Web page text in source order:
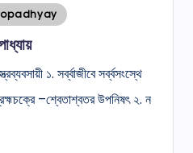
১. সৰ্ব্বাজীবে সৰ্ব্বসংস্থে
–শ্বেতাশ্বতর উপনিষৎ ২. ন